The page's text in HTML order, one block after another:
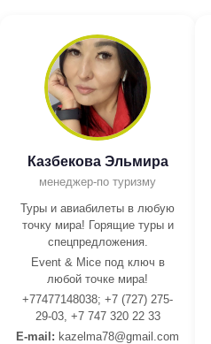
Казбекова Эльмира
менеджер-по туризму
Туры и авиабилеты в любую
точку мира! Горящие туры и
спецпредложения.
Event & Mice под ключ в
любой точке мира!
+77477148038; +7 (727) 275-
29-03, +7 747 320 22 33
E-mail: kazelma78@gmail.com